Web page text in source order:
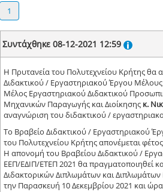
1
Συντάχθηκε 08-12-2021 12:59
Η Πρυτανεία του Πολυτεχνείου Κρήτης θα
Διδακτικού / Εργαστηριακού Έργου
Μέλος Εργαστηριακού Διδακτικού
Μηχανικών Παραγωγής και Διοίκησης κ.
αναγνώριση του διδακτικού /
Το Βραβείο Διδακτικού / Εργαστηριακού
του Πολυτεχνείου Κρήτης απονέμεται
Η απονομή του Βραβείου Διδακτικού /
ΕΕΠ/ΕΔΙΠ/ΕΤΕΠ 2021 θα πραγματοποιηθεί
Διδακτορικών Διπλωμάτων και
την Παρασκευή 10 Δεκεμβρίου 2021 και